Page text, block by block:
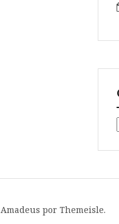
Amadeus por Themeisle.